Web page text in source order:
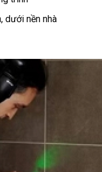
dưới nền nhà